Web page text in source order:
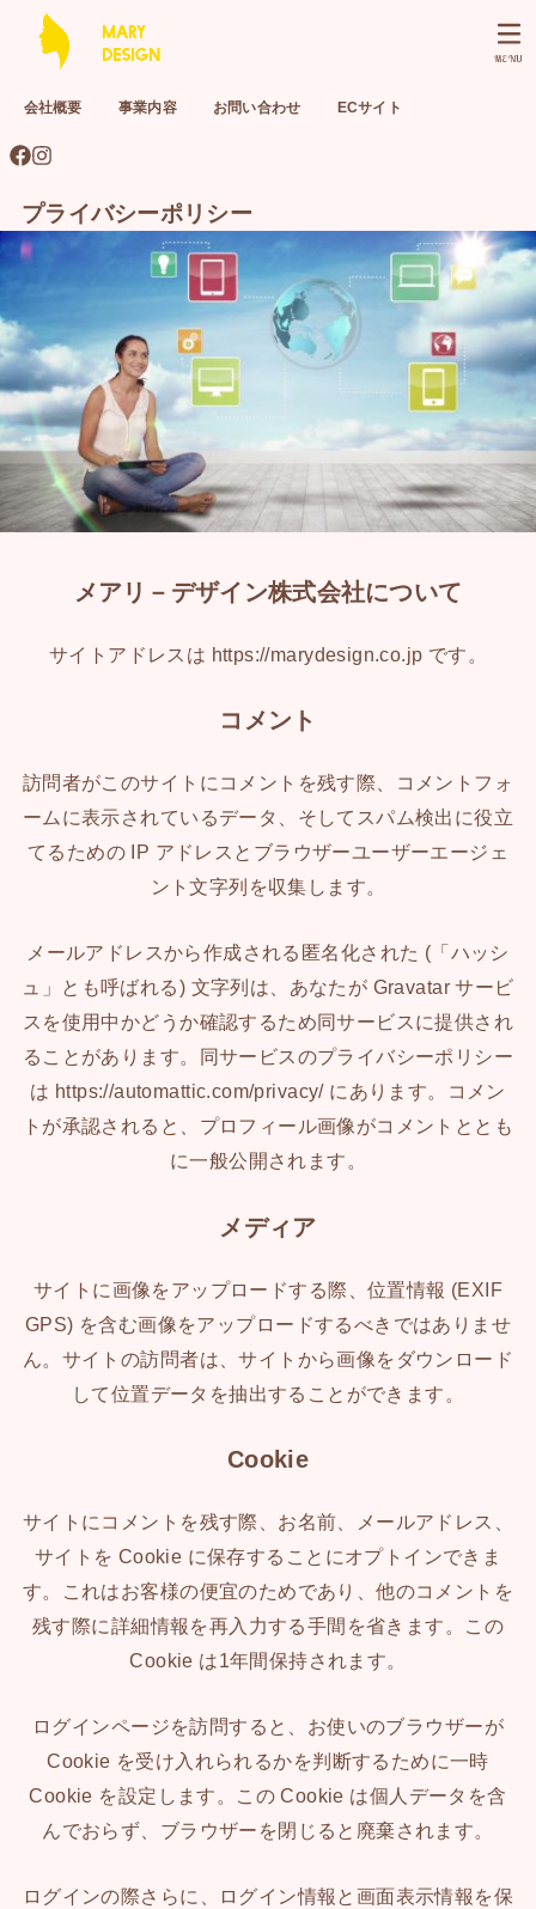
会社概要 事業内容 お問い合わせ ECサイト
MENU
プライバシーポリシー
メアリ－デザイン株式会社について
サイトアドレスは https://marydesign.co.jp です。
コメント
訪問者がこのサイトにコメントを残す際、コメントフォ
ームに表示されているデータ、そしてスパム検出に役立
てるための IP アドレスとブラウザーユーザーエージェ
ント文字列を収集します。
メールアドレスから作成される匿名化された (「ハッシ
ュ」とも呼ばれる) 文字列は、あなたが Gravatar サービ
スを使用中かどうか確認するため同サービスに提供され
ることがあります。同サービスのプライバシーポリシー
は https://automattic.com/privacy/ にあります。コメン
トが承認されると、プロフィール画像がコメントととも
に一般公開されます。
メディア
サイトに画像をアップロードする際、位置情報 (EXIF
GPS) を含む画像をアップロードするべきではありませ
ん。サイトの訪問者は、サイトから画像をダウンロード
して位置データを抽出することができます。
Cookie
サイトにコメントを残す際、お名前、メールアドレス、
サイトを Cookie に保存することにオプトインできま
す。これはお客様の便宜のためであり、他のコメントを
残す際に詳細情報を再入力する手間を省きます。この
Cookie は1年間保持されます。
ログインページを訪問すると、お使いのブラウザーが
Cookie を受け入れられるかを判断するために一時
Cookie を設定します。この Cookie は個人データを含
んでおらず、ブラウザーを閉じると廃棄されます。
ログインの際さらに、ログイン情報と画面表示情報を保